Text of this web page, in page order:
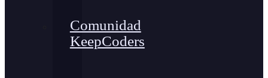
Comunidad
KeepCoders